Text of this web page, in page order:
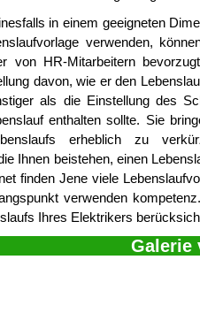
in einem geeigneten
verwenden,
von HR-Mitarbeitern
davon, wie er den
als die Einstellung des
enthalten sollte. Sie
erheblich zu
Ihnen beistehen, einen
finden Jene viele
verwenden
Ihres Elektrikers
Galerie